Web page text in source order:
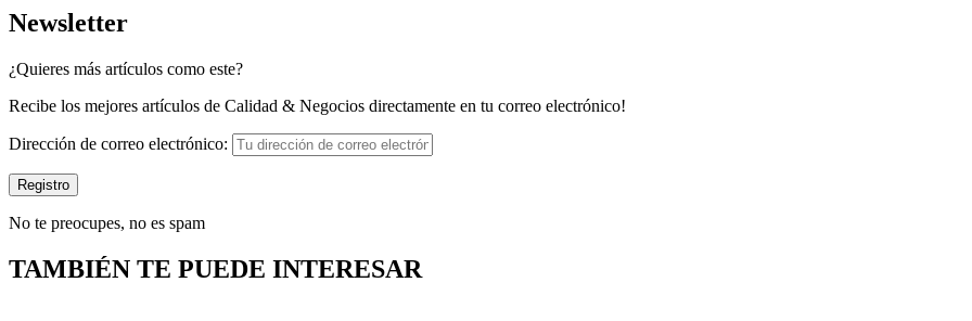
Newsletter
¿Quieres más artículos como este?
Recibe los mejores artículos de Calidad & Negocios directamente en tu correo electrónico!
Dirección de correo electrónico:
No te preocupes, no es spam
TAMBIÉN TE PUEDE INTERESAR